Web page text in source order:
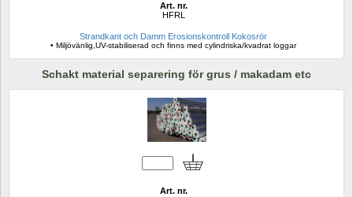
Art. nr.
HFRL
Strandkant och Damm Erosionskontroll Kokosrör
• Miljövänlig,UV-stabiliserad och finns med cylindriska/kvadrat loggar
Schakt material separering för grus / makadam etc
Art. nr.